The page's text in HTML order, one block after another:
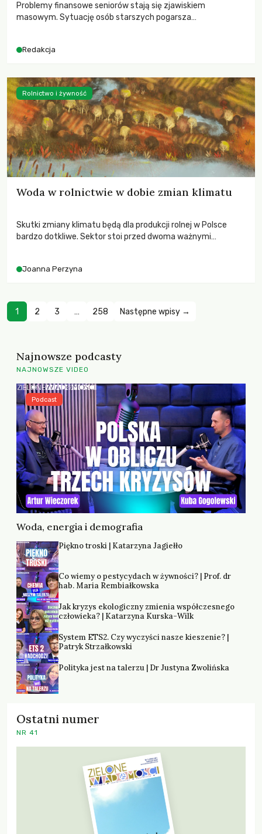
Problemy finansowe seniorów stają się zjawiskiem
masowym. Sytuację osób starszych pogarsza
Redakcja
Woda w rolnictwie w dobie zmian klimatu
Skutki zmiany klimatu będą dla produkcji rolnej w Polsce
bardzo dotkliwe. Sektor stoi przed dwoma ważnymi
zachodzących zmian klimatycznych. Wymagać to będzie
Joanna Perzyna
Rolnictwo i żywność
1 2 3 … 258 Następne wpisy →
Najnowsze podcasty
NAJNOWSZE VIDEO
Woda, energia i demografia
Podcast
Piękno troski | Katarzyna Jagiełło
Co wiemy o pestycydach w żywności? | Prof. dr
hab. Maria Rembiałkowska
Jak kryzys ekologiczny zmienia współczesnego
człowieka? | Katarzyna Kurska-Wilk
System ETS2. Czy wyczyści nasze kieszenie? |
Patryk Strzałkowski
Polityka jest na talerzu | Dr Justyna Zwolińska
Ostatni numer
NR 41